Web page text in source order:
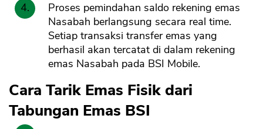
Proses pemindahan saldo rekening emas
Nasabah berlangsung secara real time.
Setiap transaksi transfer emas yang
berhasil akan tercatat di dalam rekening
emas Nasabah pada BSI Mobile.
Cara Tarik Emas Fisik dari
Tabungan Emas BSI